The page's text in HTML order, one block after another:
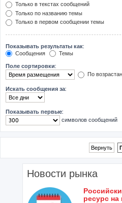
Только в текстах сообщений
Только по названию темы
Только в первом сообщении темы
Показывать результаты как:
Сообщения
Темы
Поле сортировки:
По
Искать сообщения за:
Показывать первые:
символов сообщений
Новости рынка
ресурс на